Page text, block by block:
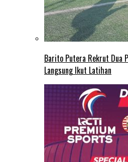
Barito Putera Rekrut Dua
Langsung Ikut Latihan